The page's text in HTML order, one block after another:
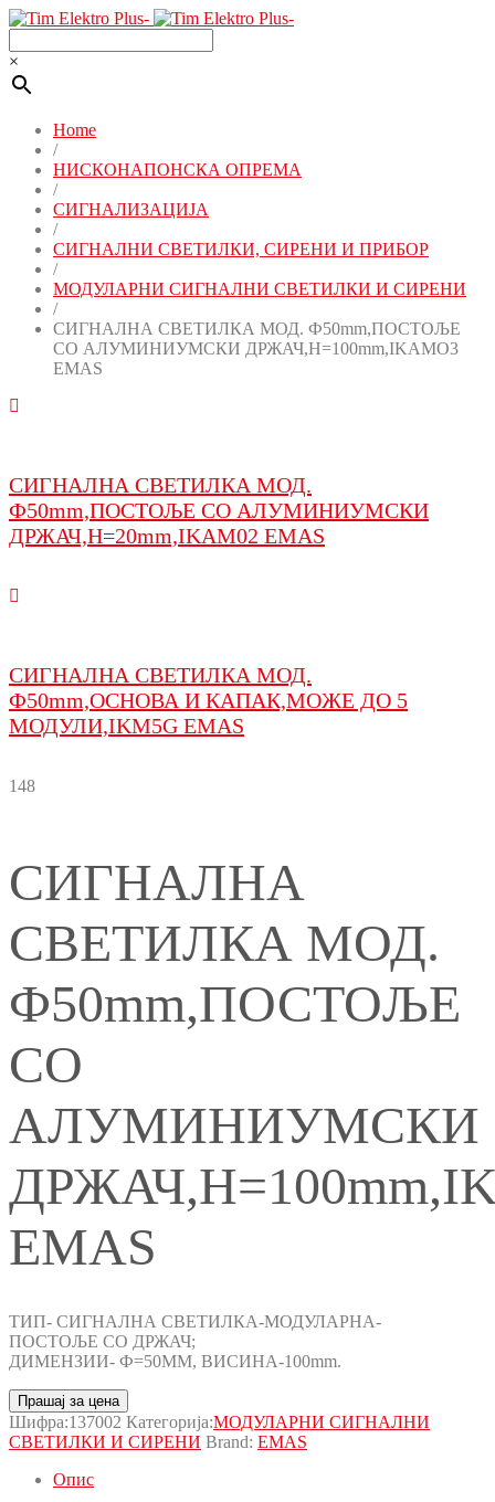
×
Home
/
НИСКОНАПОНСКА ОПРЕМА
/
СИГНАЛИЗАЦИЈА
/
СИГНАЛНИ СВЕТИЛКИ, СИРЕНИ И ПРИБОР
/
МОДУЛАРНИ СИГНАЛНИ СВЕТИЛКИ И СИРЕНИ
/
СИГНАЛНА СВЕТИЛКА МОД. Ф50mm,ПОСТОЉЕ
СО АЛУМИНИУМСКИ ДРЖАЧ,H=100mm,IKAMO3
EMAS
СИГНАЛНА СВЕТИЛКА МОД.
Ф50mm,ПОСТОЉЕ СО АЛУМИНИУМСКИ
ДРЖАЧ,H=20mm,IKAM02 EMAS
СИГНАЛНА СВЕТИЛКА МОД.
Ф50mm,ОСНОВА И КАПАК,МОЖЕ ДО 5
МОДУЛИ,IKM5G EMAS
148
СИГНАЛНА
СВЕТИЛКА МОД.
Ф50mm,ПОСТОЉЕ
СО
АЛУМИНИУМСКИ
EMAS
ТИП- СИГНАЛНА СВЕТИЛКА-МОДУЛАРНА-
ПОСТОЉЕ СО ДРЖАЧ;
ДИМЕНЗИИ- Ф=50MM, ВИСИНА-100mm.
Прашај за цена
Шифра:137002 Категорија:МОДУЛАРНИ СИГНАЛНИ
СВЕТИЛКИ И СИРЕНИ Brand: EMAS
Опис